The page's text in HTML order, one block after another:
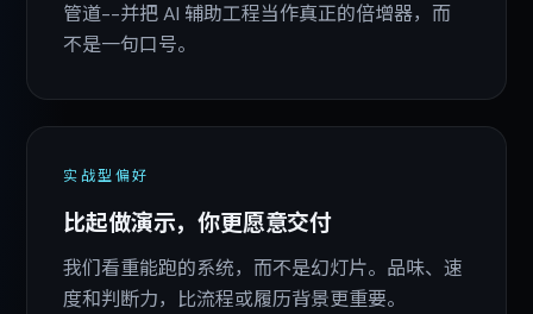
管道--并把 AI 辅助工程当作真正的倍增器，而
不是一句口号。
实战型偏好
比起做演示，你更愿意交付
我们看重能跑的系统，而不是幻灯片。品味、速
度和判断力，比流程或履历背景更重要。